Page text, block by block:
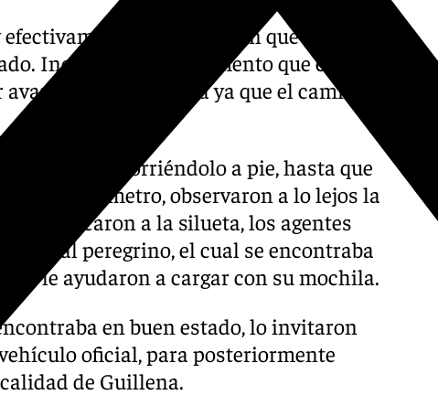
corroboraron que el terreno
Incluso llegó el momento que el
por la ruta ya que el camino
recorriéndolo a pie, hasta que
un kilómetro, observaron a lo lejos la
se acercaron a la silueta, los agentes
al peregrino, el cual se encontraba
y le ayudaron a cargar con su mochila.
en buen estado, lo invitaron
oficial, para posteriormente
de Guillena.